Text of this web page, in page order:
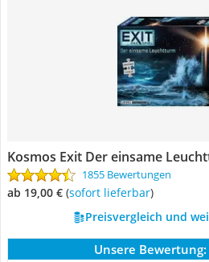
Kosmos Exit Der einsame
1855 Bewertungen
ab 19,00 € ( Sofort lieferbar)
Preisvergleich und
Unsere Bewertung: